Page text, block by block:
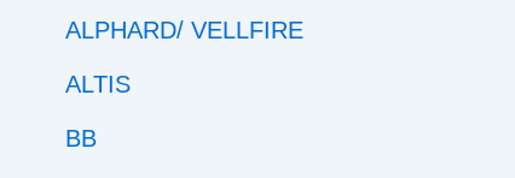
ALPHARD/ VELLFIRE
ALTIS
BB